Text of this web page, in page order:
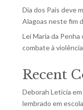
Dia dos Pais deve
Alagoas neste fim
Lei Maria da
combate à
Recent
Deborah Letícia em
lembrado em